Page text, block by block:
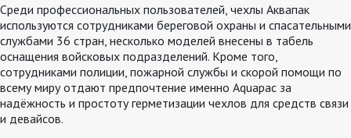
Среди профессиональных пользователей, чехлы Аквапак
используются сотрудниками береговой охраны и спасательными
службами 36 стран, несколько моделей внесены в табель
оснащения войсковых подразделений. Кроме того,
сотрудниками полиции, пожарной службы и скорой помощи по
всему миру отдают предпочтение именно Aquapac за
надёжность и простоту герметизации чехлов для средств связи
и девайсов.